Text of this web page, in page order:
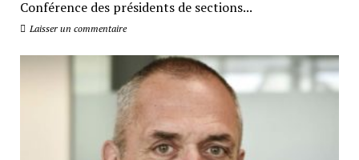
Conférence des présidents de sections...
Laisser un commentaire